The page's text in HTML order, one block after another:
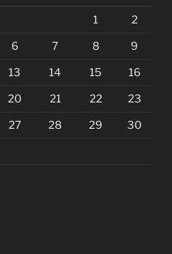
1 2
6 7 8 9
13 14 15 16
20 21 22 23
27 28 29 30